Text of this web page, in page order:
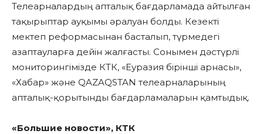
Телеарналардың апталық бағдарламада айтылған
тақырыптар ауқымы әралуан болды. Кезекті
мектеп реформасынан басталып, түрмедегі
азаптауларға дейін жалғасты. Сонымен дәстүрлі
мониторингімізде КТК, «Еуразия бірінші арнасы»,
«Хабар» және QAZAQSTAN телеарналарының
апталық-қорытынды бағдарламаларын қамтыдық.
«Большие новости», КТК